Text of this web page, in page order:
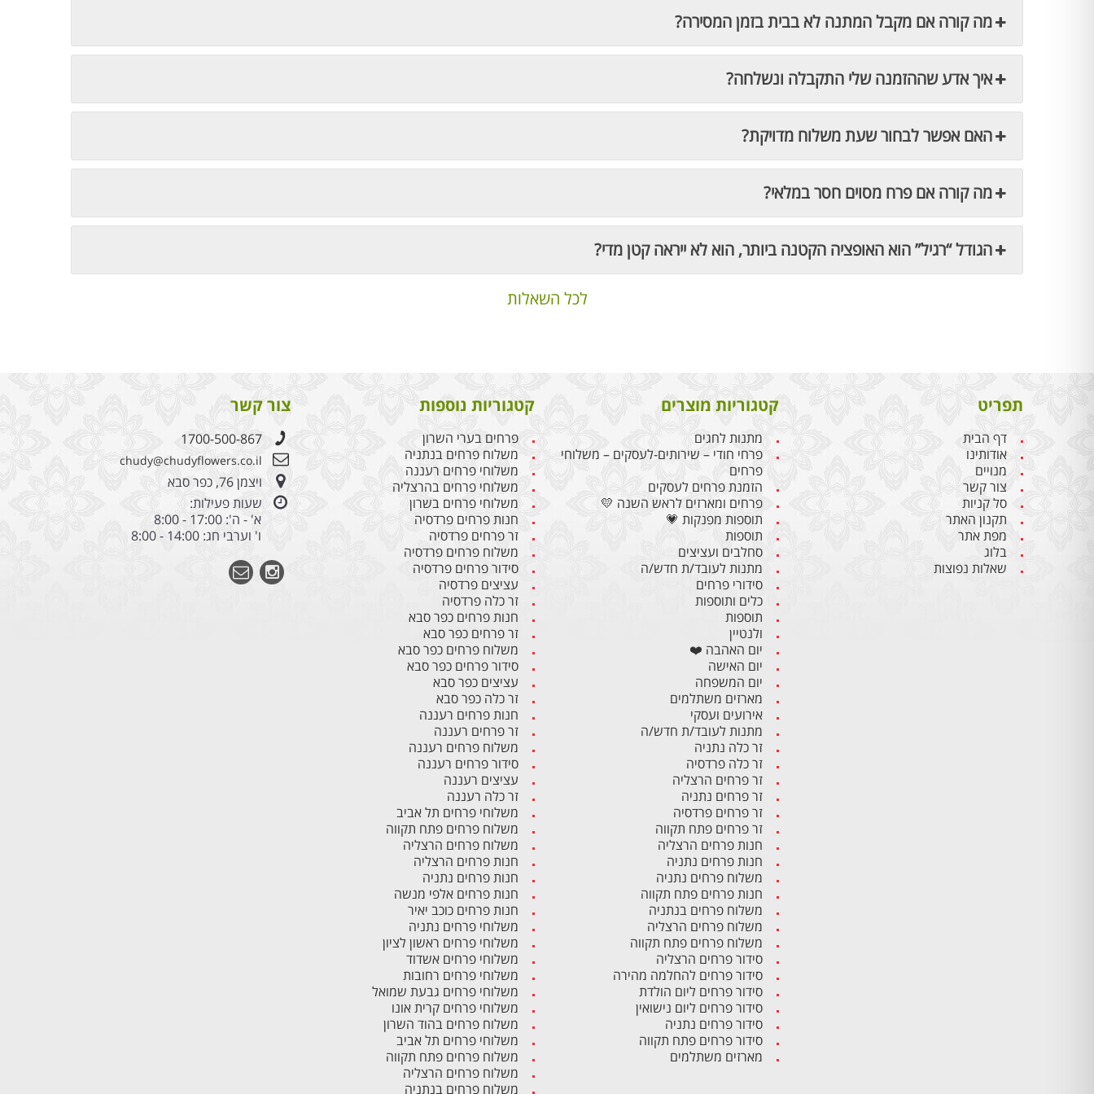
מה קורה אם מקבל המתנה לא בבית בזמן המסירה?
איך אדע שההזמנה שלי התקבלה ונשלחה?
האם אפשר לבחור שעת משלוח מדויקת?
מה קורה אם פרח מסוים חסר במלאי?
הגודל “רגיל” הוא האופציה הקטנה ביותר, הוא לא ייראה קטן מדי?
לכל השאלות
תפריט
דף הבית
אודותינו
מנויים
צור קשר
סל קניות
תקנון האתר
מפת אתר
בלוג
שאלות נפוצות
קטגוריות מוצרים
מתנות לחגים
פרחי חודי – שירותים-לעסקים – משלוחי
פרחים
הזמנת פרחים לעסקים
פרחים ומארזים לראש השנה 💛
תוספות מפנקות 💗
תוספות
סחלבים ועציצים
מתנות לעובד/ת חדש/ה
סידורי פרחים
כלים ותוספות
תוספות
ולנטיין
יום האהבה ❤️
יום האישה
יום המשפחה
מארזים משתלמים
אירועים ועסקי
מתנות לעובד/ת חדש/ה
זר כלה נתניה
זר כלה פרדסיה
זר פרחים הרצליה
זר פרחים נתניה
זר פרחים פרדסיה
זר פרחים פתח תקווה
חנות פרחים הרצליה
חנות פרחים נתניה
משלוח פרחים נתניה
חנות פרחים פתח תקווה
משלוח פרחים בנתניה
משלוח פרחים הרצליה
משלוח פרחים פתח תקווה
סידור פרחים הרצליה
סידור פרחים להחלמה מהירה
סידור פרחים ליום הולדת
סידור פרחים ליום נישואין
סידור פרחים נתניה
סידור פרחים פתח תקווה
מארזים משתלמים
קטגוריות נוספות
פרחים בערי השרון
משלוח פרחים בנתניה
משלוחי פרחים רעננה
משלוחי פרחים בהרצליה
משלוחי פרחים בשרון
חנות פרחים פרדסיה
זר פרחים פרדסיה
משלוח פרחים פרדסיה
סידור פרחים פרדסיה
עציצים פרדסיה
זר כלה פרדסיה
חנות פרחים כפר סבא
זר פרחים כפר סבא
משלוח פרחים כפר סבא
סידור פרחים כפר סבא
עציצים כפר סבא
זר כלה כפר סבא
חנות פרחים רעננה
זר פרחים רעננה
משלוח פרחים רעננה
סידור פרחים רעננה
עציצים רעננה
זר כלה רעננה
משלוחי פרחים תל אביב
משלוח פרחים פתח תקווה
משלוח פרחים הרצליה
חנות פרחים הרצליה
חנות פרחים נתניה
חנות פרחים אלפי מנשה
חנות פרחים כוכב יאיר
משלוחי פרחים נתניה
משלוחי פרחים ראשון לציון
משלוחי פרחים אשדוד
משלוחי פרחים רחובות
משלוחי פרחים גבעת שמואל
משלוחי פרחים קרית אונו
משלוח פרחים בהוד השרון
משלוחי פרחים תל אביב
משלוח פרחים פתח תקווה
משלוח פרחים הרצליה
משלוח פרחים בנתניה
צור קשר
1700-500-867
chudy@chudyflowers.co.il
ויצמן 76, כפר סבא
שעות פעילות:
א' - ה': 17:00 - 8:00
ו' וערבי חג: 14:00 - 8:00